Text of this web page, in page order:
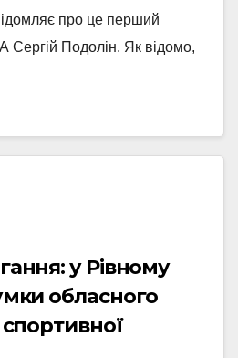
про це перший
Сергій Подолін. Як відомо,
у Рівному
обласного
спортивної